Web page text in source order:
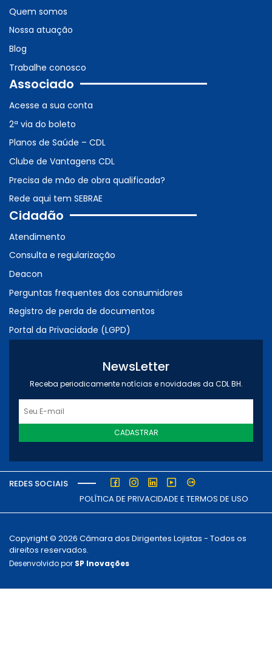
Quem somos
Nossa atuação
Blog
Trabalhe conosco
Associado
Acesse a sua conta
2ª via do boleto
Planos de Saúde – CDL
Clube de Vantagens CDL
Precisa de mão de obra qualificada?
Rede aqui tem SEBRAE
Cidadão
Atendimento
Consulta e regularização
Deacon
Perguntas frequentes dos consumidores
Registro de perda de documentos
Portal da Privacidade (LGPD)
NewsLetter
Receba periodicamente notícias e novidades da CDL BH.
CADASTRAR
REDES SOCIAIS
POLÍTICA DE PRIVACIDADE E TERMOS DE USO
Copyright © 2026 Câmara dos Dirigentes Lojistas - Todos os
direitos reservados.
Desenvolvido por SP Inovações